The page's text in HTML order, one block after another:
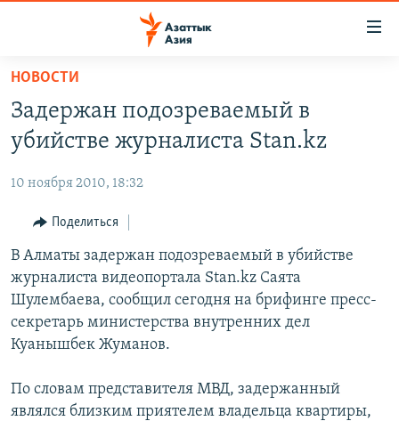
Вернуться
основному
содержанию
Вернутся
навигации
Вернутся
поиску
КАЗАХСТАН
УЗБЕКИСТАН
ТАДЖИКИСТАН
НОВОСТИ
ВОЙНА В УКРАИНЕ
НА ДРУГИХ ЯЗЫКАХ
ҚАЗАҚША
КЫРГЫЗЧА
ЎЗБЕКЧА
ТОҶИКӢ
TÜRKMENÇE
Все сайты РСЕ/РС
НОВОСТИ
Задержан подозреваемый в
убийстве журналиста Stan.kz
10 ноября 2010, 18:32
Поделиться
В Алматы задержан подозреваемый в убийстве
журналиста видеопортала Stan.kz Саята
Шулембаева, сообщил сегодня на брифинге пресс-
секретарь министерства внутренних дел
Куанышбек Жуманов.
По словам представителя МВД, задержанный
являлся близким приятелем владельца квартиры,